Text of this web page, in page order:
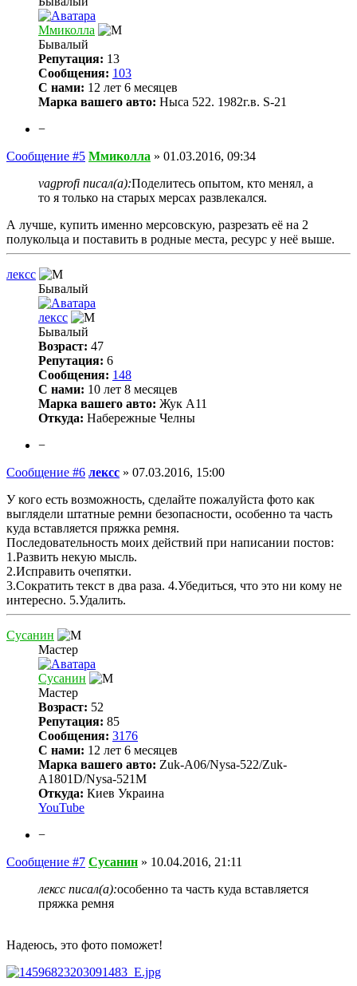
Ммиколла
Бывалый
Репутация: 13
Сообщения: 103
С нами: 12 лет 6 месяцев
Марка вашего авто: Ныса 522. 1982г.в. S-21
−
Сообщение #5 Ммиколла » 01.03.2016, 09:34
vagprofi писал(а):Поделитесь опытом, кто менял, а
то я только на старых мерсах развлекался.
А лучше, купить именно мерсовскую, разрезать её на 2
полукольца и поставить в родные места, ресурс у неё выше.
лексс
Бывалый
лексс
Бывалый
Возраст: 47
Репутация: 6
Сообщения: 148
С нами: 10 лет 8 месяцев
Марка вашего авто: Жук А11
Откуда: Набережные Челны
−
Сообщение #6 лексс » 07.03.2016, 15:00
У кого есть возможность, сделайте пожалуйста фото как
выглядели штатные ремни безопасности, особенно та часть
куда вставляется пряжка ремня.
Последовательность моих действий при написании постов:
1.Развить некую мысль.
2.Исправить очепятки.
3.Сократить текст в два раза. 4.Убедиться, что это ни кому не
интересно. 5.Удалить.
Сусанин
Мастер
Сусанин
Мастер
Возраст: 52
Репутация: 85
Сообщения: 3176
С нами: 12 лет 6 месяцев
Марка вашего авто: Zuk-A06/Nysa-522/Zuk-
A1801D/Nysa-521M
Откуда: Киев Украина
YouTube
−
Сообщение #7 Сусанин » 10.04.2016, 21:11
лексс писал(а):особенно та часть куда вставляется
пряжка ремня
Надеюсь, это фото поможет!